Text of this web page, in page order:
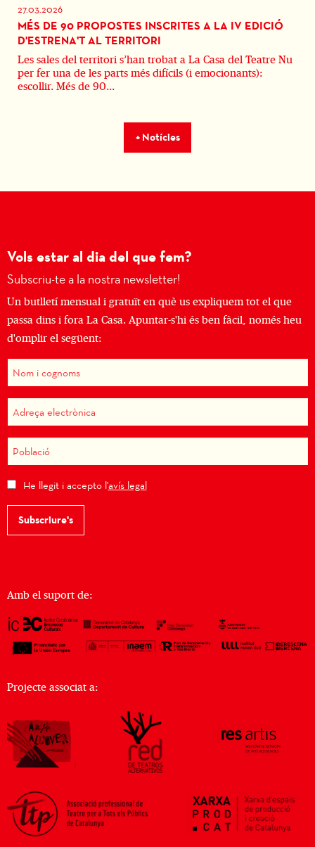
27.03.2026
MÉS DE 90 PROPOSTES INSCRITES A LA IV EDICIÓ
D'ESTRENA'T AL TERRITORI
Les sales del territori s’han trobat a La Casa del Teatre Nu
per fer una de les parts més difícils (i emocionants):
escollir. Més de 90...
+ Notícies
Vols estar al dia del que fem?
Subscriu-te a la nostra newsletter!
Un butlletí mensual i gratuït en què us expliquem tot el que
passa dins i fora La Casa. Apuntar-s'hi és ben fàcil, només heu
d'omplir el següent:
He llegit i accepto l'avís legal
Subscriure's
Amb el suport de:
Projecte associat a: